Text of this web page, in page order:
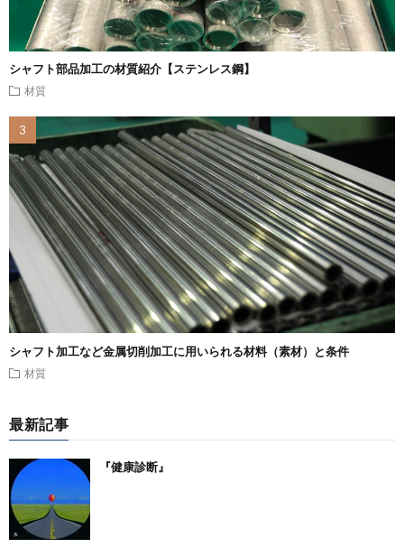
シャフト部品加工の材質紹介【ステンレス鋼】
材質
シャフト加工など金属切削加工に用いられる材料（素材）と条件
材質
最新記事
『健康診断』